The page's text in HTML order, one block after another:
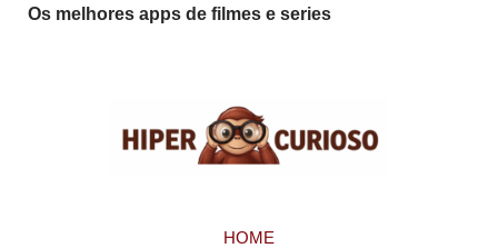
Os melhores apps de filmes e series
HOME